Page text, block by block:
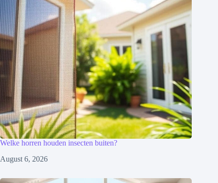
Welke horren houden insecten buiten?
August 6, 2026